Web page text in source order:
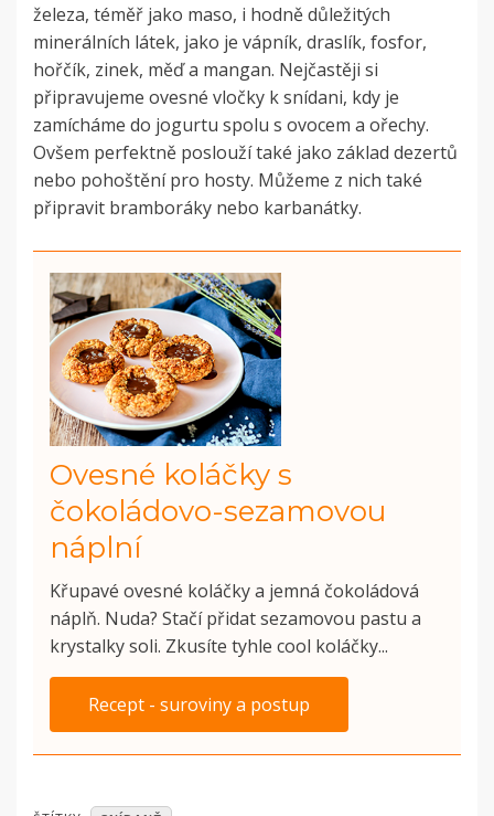
železa, téměř jako maso, i hodně důležitých
minerálních látek, jako je vápník, draslík, fosfor,
hořčík, zinek, měď a mangan. Nejčastěji si
připravujeme ovesné vločky k snídani, kdy je
zamícháme do jogurtu spolu s ovocem a ořechy.
Ovšem perfektně poslouží také jako základ dezertů
nebo pohoštění pro hosty. Můžeme z nich také
připravit bramboráky nebo karbanátky.
Ovesné koláčky s
čokoládovo-sezamovou
náplní
Křupavé ovesné koláčky a jemná čokoládová
náplň. Nuda? Stačí přidat sezamovou pastu a
krystalky soli. Zkusíte tyhle cool koláčky...
Recept - suroviny a postup